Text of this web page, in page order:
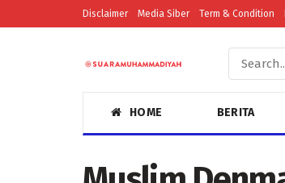
Disclaimer Media Siber Term & Condition
HOME BERITA